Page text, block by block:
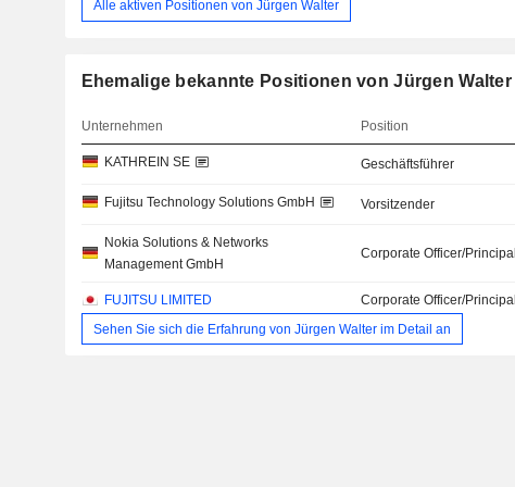
Alle aktiven Positionen von Jürgen Walter
Ehemalige bekannte Positionen von Jürgen Walter
Unternehmen Position
KATHREIN SE Geschäftsführer
Fujitsu Technology Solutions GmbH Vorsitzender
Nokia Solutions & Networks
Management GmbH
Corporate Officer/Principal
FUJITSU LIMITED Corporate Officer/Principal
Sehen Sie sich die Erfahrung von Jürgen Walter im Detail an